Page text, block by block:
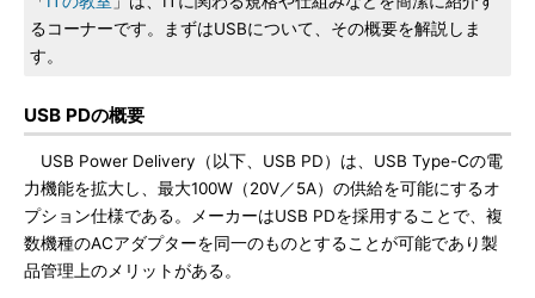
るコーナーです。まずはUSBについて、その概要を解説しま
す。
USB PDの概要
USB Power Delivery（以下、USB PD）は、USB Type-Cの電
力機能を拡大し、最大100W（20V／5A）の供給を可能にするオ
プション仕様である。メーカーはUSB PDを採用することで、複
数機種のACアダプターを同一のものとすることが可能であり製
品管理上のメリットがある。